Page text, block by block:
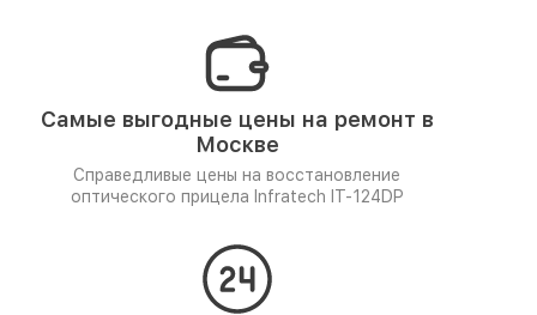
Самые выгодные цены на ремонт в
Москве
Справедливые цены на восстановление
оптического прицела Infratech IT-124DP